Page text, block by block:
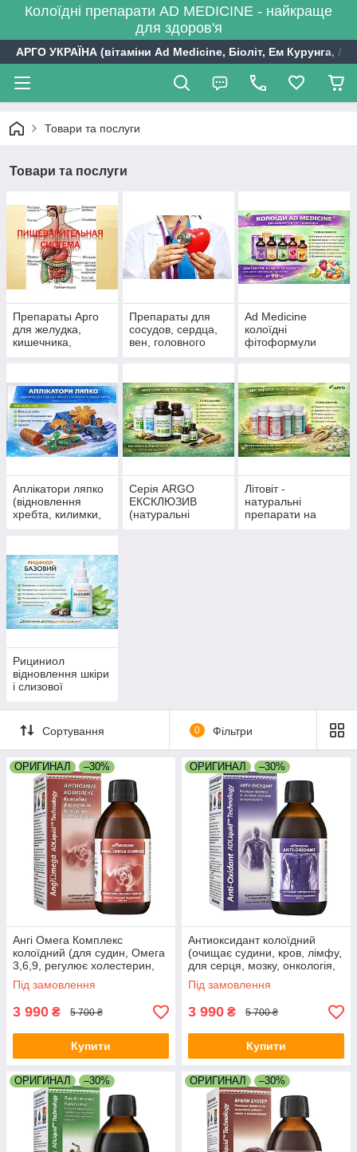
Колоїдні препарати AD MEDICINE - найкраще
для здоров'я
АРГО УКРАЇНА (вітаміни Ad Medicine, Біоліт, Ем Курунга,
Товари та послуги
Товари та послуги
Препараты Арго
для желудка,
кишечника,
антипаразитарные
препараты,
очистка
Препараты для
сосудов, сердца,
вен, головного
ишемия,
атеросклероз
Ad Medicine
колоїдні
фітоформули
Аплікатори ляпко
(відновлення
хребта, килимки,
Серія ARGO
ЕКСКЛЮЗИВ
(натуральні
Літовіт -
натуральні
препарати на
Рициниол
відновлення шкіри
і слизової
Сортування 0 Фільтри
ОРИГИНАЛ –30%
Ангі Омега Комплекс
колоїдний (для судин, Омега
3,6,9, регулює холестерин,
атеросклероз, інсульт,
гіпертонія, тиск, дистонія)
Під замовлення
3 990 ₴ 5 700 ₴
Купити
ОРИГИНАЛ –30%
Антиоксидант колоїдний
(очищає судини, кров, лімфу,
для серця, мозку, онкологія,
інсульт, інфаркт, тиск,
гіпертонія, аллергія)
Під замовлення
3 990 ₴ 5 700 ₴
Купити
ОРИГИНАЛ –30% ОРИГИНАЛ –30%